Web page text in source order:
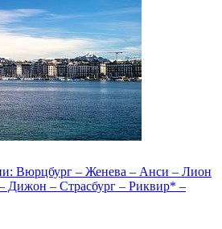
Вюрцбург – Женева – Анси – Лион
Дижон – Страсбург – Риквир* –